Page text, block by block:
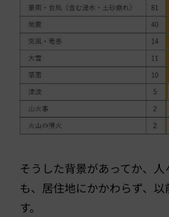
そうした背景があってか、
も、居住地にかかわらず、
す。